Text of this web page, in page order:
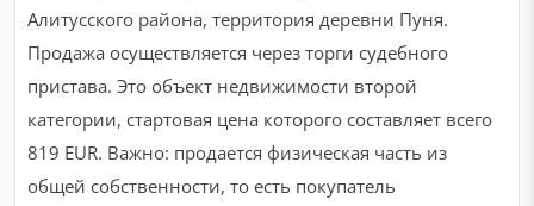
Алитусского района, территория деревни Пуня.
Продажа осуществляется через торги судебного
пристава. Это объект недвижимости второй
категории, стартовая цена которого составляет всего
819 EUR. Важно: продается физическая часть из
общей собственности, то есть покупатель